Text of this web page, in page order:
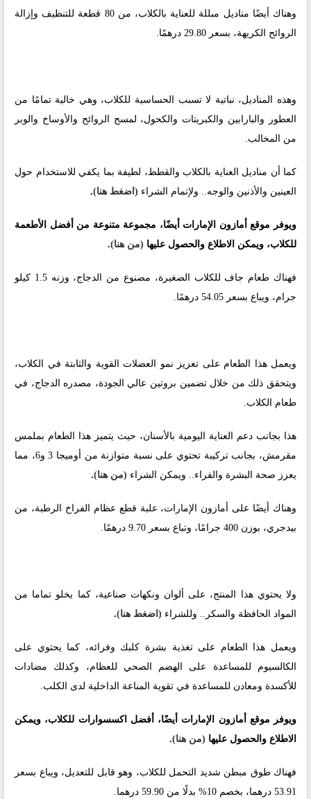
وهناك أيضًا مناديل مبللة للعناية بالكلاب، من 80 قطعة للتنظيف وإزالة
الروائح الكريهة، بسعر 29.80 درهمًا.
وهذه المناديل، نباتية لا تسبب الحساسية للكلاب، وهي خالية تمامًا من
العطور والبارابين والكبريتات والكحول، لمسح الروائح والأوساخ والوبر
من المخالب.
كما أن مناديل العناية بالكلاب والقطط، لطيفة بما يكفي للاستخدام حول
العينين والأذنين والوجه.. ولإتمام الشراء (اضغط هنا).
ويوفر موقع أمازون الإمارات أيضًا، مجموعة متنوعة من أفضل الأطعمة
للكلاب، ويمكن الاطلاع والحصول عليها (من هنا).
فهناك طعام جاف للكلاب الصغيرة، مصنوع من الدجاج، وزنه 1.5 كيلو
جرام، ويباع بسعر 54.05 درهمًا.
ويعمل هذا الطعام على تعزيز نمو العضلات القوية والثابتة في الكلاب،
ويتحقق ذلك من خلال تضمين بروتين عالي الجودة، مصدره الدجاج، في
طعام الكلاب.
هذا بجانب دعم العناية اليومية بالأسنان، حيث يتميز هذا الطعام بملمس
مقرمش، بجانب تركيبة تحتوي على نسبة متوازنة من أوميجا 3 و6، مما
يعزز صحة البشرة والفراء.. ويمكن الشراء (من هنا).
وهناك أيضًا على أمازون الإمارات، علبة قطع عظام الفراخ الرطبة، من
بيدجري، بوزن 400 جرامًا، وتباع بسعر 9.70 درهمًا.
ولا يحتوي هذا المنتج، على ألوان ونكهات صناعية، كما يخلو تماما من
المواد الحافظة والسكر.. وللشراء (اضغط هنا).
ويعمل هذا الطعام على تغذية بشرة كلبك وفرائه، كما يحتوي على
الكالسيوم للمساعدة على الهضم الصحي للعظام، وكذلك مضادات
للأكسدة ومعادن للمساعدة في تقوية المناعة الداخلية لدى الكلب.
ويوفر موقع أمازون الإمارات أيضًا، أفضل اكسسوارات للكلاب، ويمكن
الاطلاع والحصول عليها (من هنا).
فهناك طوق مبطن شديد التحمل للكلاب، وهو قابل للتعديل، ويباع بسعر
53.91 درهما، بخصم 10% بدلًا من 59.90 درهما.